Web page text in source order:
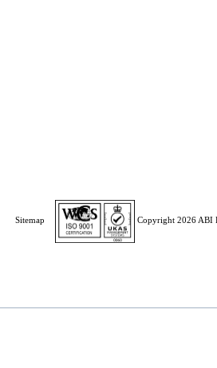
Sitemap Copyright 2026 ABI